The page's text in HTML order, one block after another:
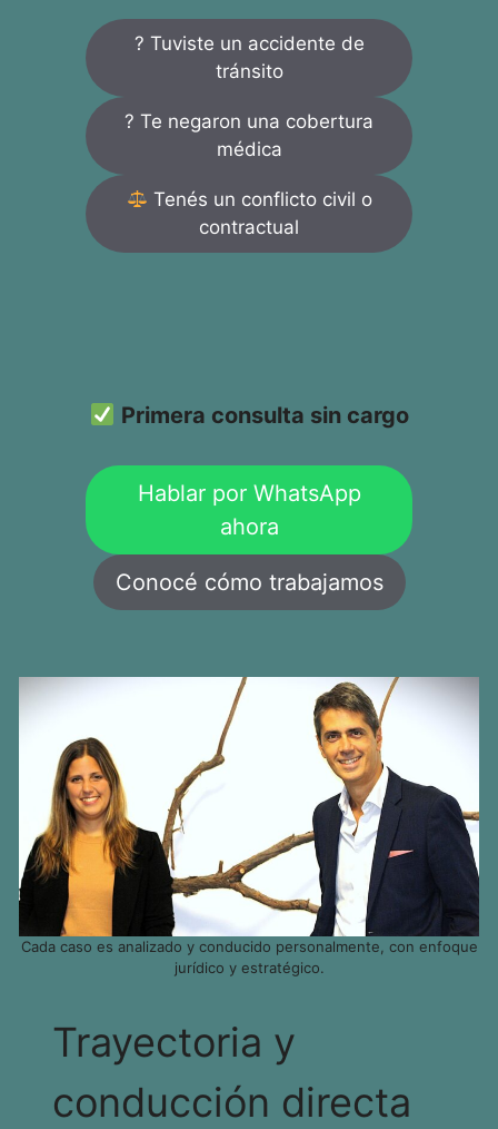
? Tuviste un accidente de
tránsito
? Te negaron una cobertura
médica
Tenés un conflicto civil o
contractual
Primera consulta sin cargo
Hablar por WhatsApp
ahora
Conocé cómo trabajamos
Cada caso es analizado y conducido personalmente, con enfoque
jurídico y estratégico.
Trayectoria y
conducción directa